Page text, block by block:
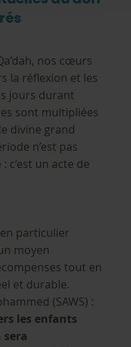
nos cœurs
la réflexion et les
jours durant
sont multipliées
divine grand
n’est pas
c’est un acte de
particulier
moyen
tout en
et durable.
(SAWS) :
les enfants
sera